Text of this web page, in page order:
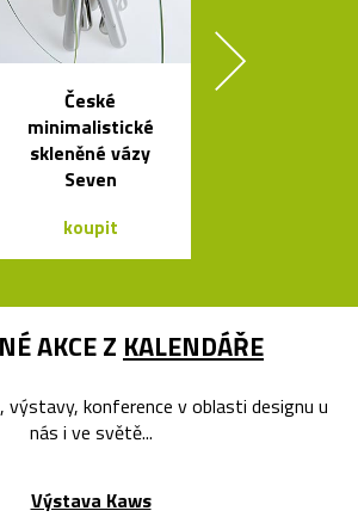
České
minimalistické
skleněné vázy
Seven
koupit
AKCE Z KALENDÁŘE
výstavy, konference v oblasti designu u
nás i ve světě...
Výstava Kaws